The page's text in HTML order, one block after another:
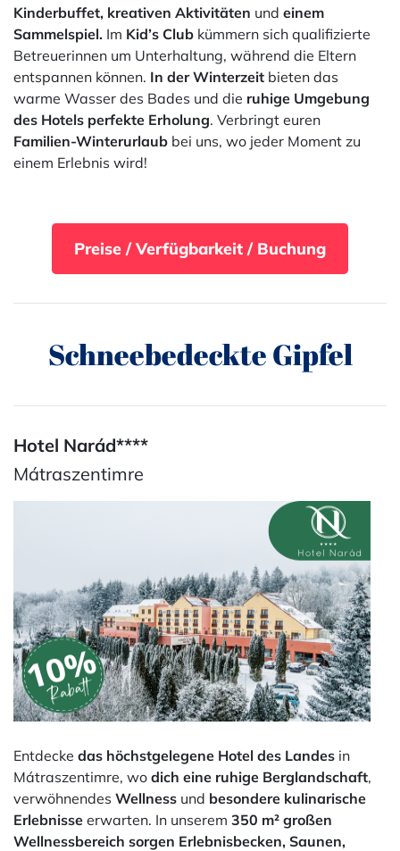
Kinderbuffet, kreativen Aktivitäten und einem
Sammelspiel. Im Kid’s Club kümmern sich qualifizierte
Betreuerinnen um Unterhaltung, während die Eltern
entspannen können. In der Winterzeit bieten das
warme Wasser des Bades und die ruhige Umgebung
des Hotels perfekte Erholung. Verbringt euren
Familien-Winterurlaub bei uns, wo jeder Moment zu
einem Erlebnis wird!
Preise / Verfügbarkeit / Buchung
Schneebedeckte Gipfel
Hotel Narád****
Mátraszentimre
Entdecke das höchstgelegene Hotel des Landes in
Mátraszentimre, wo dich eine ruhige Berglandschaft,
verwöhnendes Wellness und besondere kulinarische
Erlebnisse erwarten. In unserem 350 m² großen
Wellnessbereich sorgen Erlebnisbecken, Saunen,